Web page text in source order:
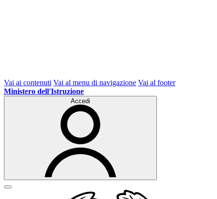
Vai ai contenuti Vai al menu di navigazione Vai al footer
Ministero dell'Istruzione
Accedi